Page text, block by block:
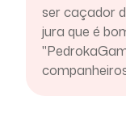
ser caçador
jura que é